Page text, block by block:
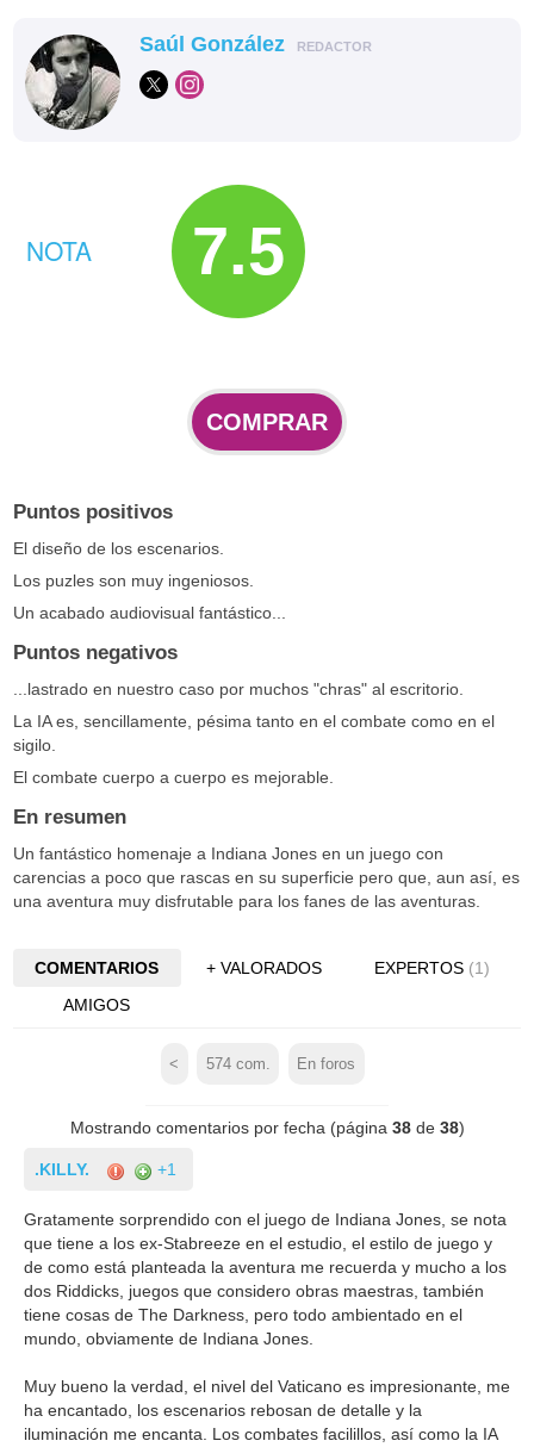
Saúl González REDACTOR
NOTA 7.5
COMPRAR
Puntos positivos
El diseño de los escenarios.
Los puzles son muy ingeniosos.
Un acabado audiovisual fantástico...
Puntos negativos
...lastrado en nuestro caso por muchos "chras" al escritorio.
La IA es, sencillamente, pésima tanto en el combate como en el
sigilo.
El combate cuerpo a cuerpo es mejorable.
En resumen
Un fantástico homenaje a Indiana Jones en un juego con
carencias a poco que rascas en su superficie pero que, aun así, es
una aventura muy disfrutable para los fanes de las aventuras.
COMENTARIOS + VALORADOS EXPERTOS (1)
AMIGOS
< 574com. En foros
Mostrando comentarios por fecha (página 38de 38)
.KILLY. +1
Gratamente sorprendido con el juego de Indiana Jones, se nota
que tiene a los ex-Stabreeze en el estudio, el estilo de juego y
de como está planteada la aventura me recuerda y mucho a los
dos Riddicks, juegos que considero obras maestras, también
tiene cosas de The Darkness, pero todo ambientado en el
mundo, obviamente de Indiana Jones.
Muy bueno la verdad, el nivel del Vaticano es impresionante, me
ha encantado, los escenarios rebosan de detalle y la
iluminación me encanta. Los combates facilillos, así como la IA